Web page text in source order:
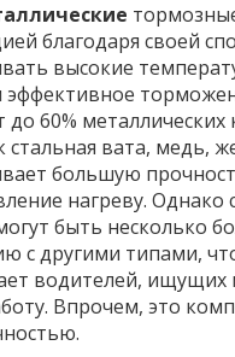
благодаря своей
высокие
эффективное
до 60%
стальная вата, медь,
большую
нагреву. Однако
быть несколько
с другими типами,
водителей, ищущих
Впрочем, это